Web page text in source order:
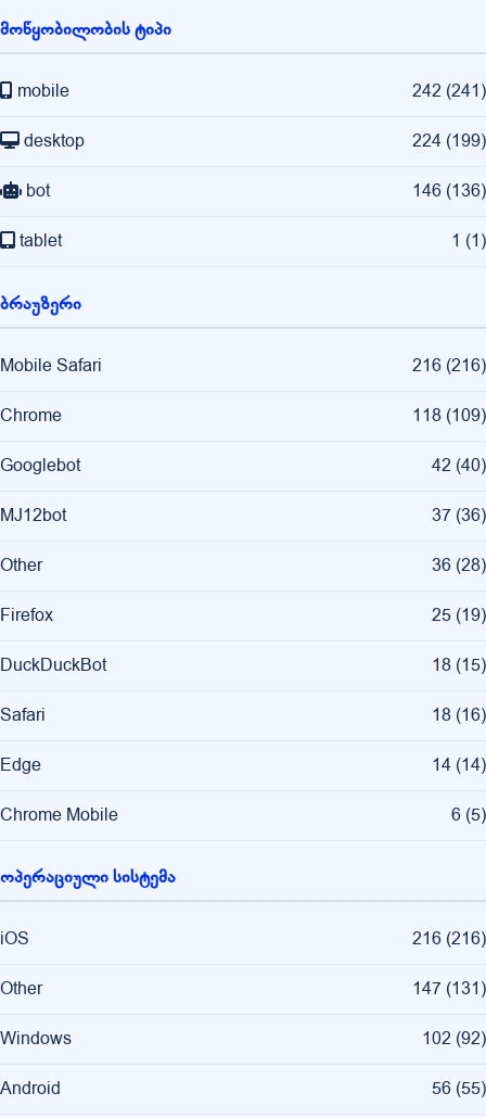
მოწყობილობის ტიპი
mobile 242 (241)
desktop 224 (199)
bot 146 (136)
tablet 1 (1)
ბრაუზერი
Mobile Safari 216 (216)
Chrome 118 (109)
Googlebot 42 (40)
MJ12bot 37 (36)
Other 36 (28)
Firefox 25 (19)
DuckDuckBot 18 (15)
Safari 18 (16)
Edge 14 (14)
Chrome Mobile 6 (5)
ოპერაციული სისტემა
iOS 216 (216)
Other 147 (131)
Windows 102 (92)
Android 56 (55)